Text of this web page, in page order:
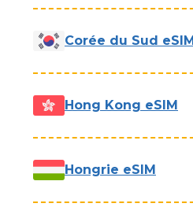
Corée du Sud eSIM
Hong Kong eSIM
Hongrie eSIM